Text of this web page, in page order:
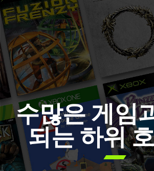
Call
of
Black
Ops
College
Football
25,
Sea
of
Thieves,
Minecraft
Legends,
수많은 게임
되는 하위
